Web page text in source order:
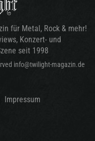
für Metal, Rock & mehr!
Konzert- und
seit 1998
info@twilight-magazin.de
Impressum